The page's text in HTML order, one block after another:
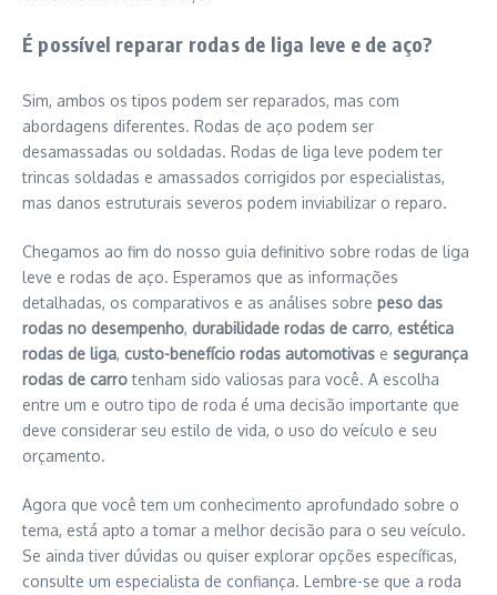
É possível reparar rodas de liga leve e de aço?
Sim, ambos os tipos podem ser reparados, mas com
abordagens diferentes. Rodas de aço podem ser
desamassadas ou soldadas. Rodas de liga leve podem ter
trincas soldadas e amassados corrigidos por especialistas,
mas danos estruturais severos podem inviabilizar o reparo.
Chegamos ao fim do nosso guia definitivo sobre rodas de liga
leve e rodas de aço. Esperamos que as informações
detalhadas, os comparativos e as análises sobre peso das
rodas no desempenho, durabilidade rodas de carro, estética
rodas de liga, custo-benefício rodas automotivas e segurança
rodas de carrotenham sido valiosas para você. A escolha
entre um e outro tipo de roda é uma decisão importante que
deve considerar seu estilo de vida, o uso do veículo e seu
orçamento.
Agora que você tem um conhecimento aprofundado sobre o
tema, está apto a tomar a melhor decisão para o seu veículo.
Se ainda tiver dúvidas ou quiser explorar opções específicas,
consulte um especialista de confiança. Lembre-se que a roda